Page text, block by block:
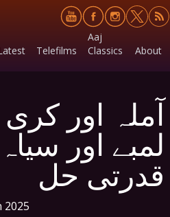
Telefilms
Aaj
Classics
About
آملہ اور
لمبے اور
قدرتی حل
2025